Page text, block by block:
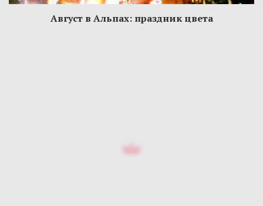
Август в Альпах: праздник цвета